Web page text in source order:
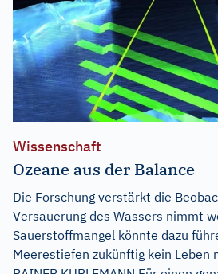
Wissenschaft
Ozeane aus der Balance
Die Forschung verstärkt die
Versauerung des Wassers nimmt
Sauerstoffmangel könnte dazu
Meerestiefen zukünftig kein Leben